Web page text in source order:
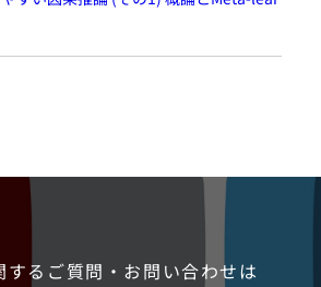
するご質問・お問い合わせは